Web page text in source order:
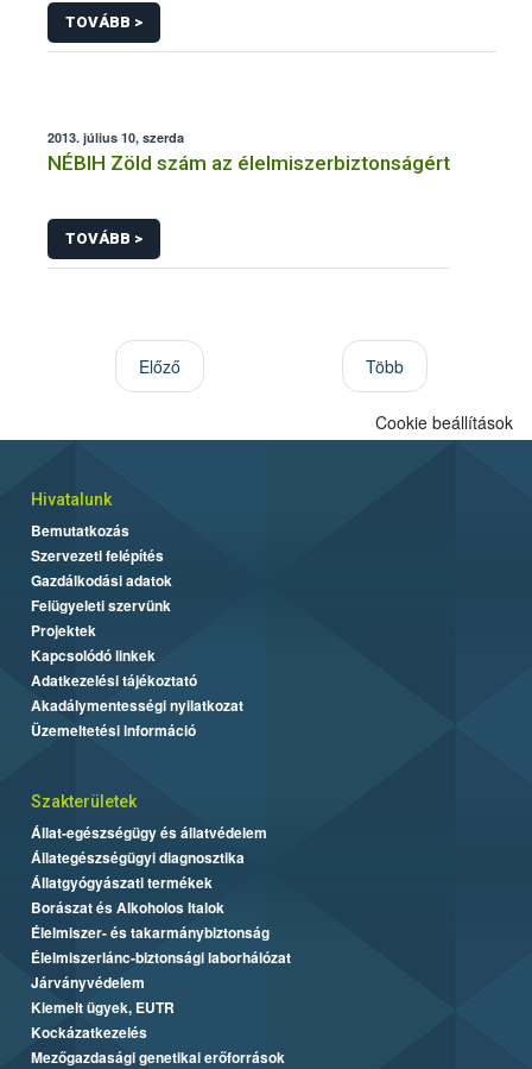
TOVÁBB >
2013. július 10, szerda
NÉBIH Zöld szám az élelmiszerbiztonságért
TOVÁBB >
Előző Több
Cookie beállítások
Hivatalunk
Bemutatkozás
Szervezeti felépítés
Gazdálkodási adatok
Felügyeleti szervünk
Projektek
Kapcsolódó linkek
Adatkezelési tájékoztató
Akadálymentességi nyilatkozat
Üzemeltetési információ
Szakterületek
Állat-egészségügy és állatvédelem
Állategészségügyi diagnosztika
Állatgyógyászati termékek
Borászat és Alkoholos Italok
Élelmiszer- és takarmánybiztonság
Élelmiszerlánc-biztonsági laborhálózat
Járványvédelem
Kiemelt ügyek, EUTR
Kockázatkezelés
Mezőgazdasági genetikai erőforrások